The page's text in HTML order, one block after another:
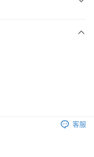
客服